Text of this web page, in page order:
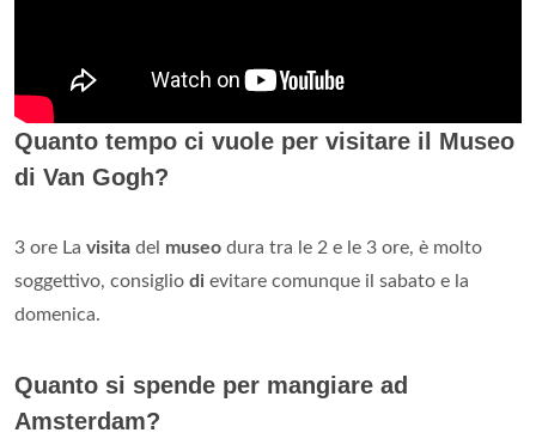
Quanto tempo ci vuole per visitare il Museo
di Van Gogh?
3 ore La visita del museo dura tra le 2 e le 3 ore, è molto
soggettivo, consiglio di evitare comunque il sabato e la
domenica.
Quanto si spende per mangiare ad
Amsterdam?